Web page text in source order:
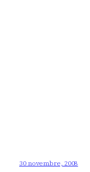
30 novembre, 2008